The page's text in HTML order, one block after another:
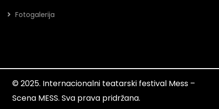
Fotogalerija
© 2025. Internacionalni teatarski festival Mess –
Scena MESS. Sva prava pridržana.